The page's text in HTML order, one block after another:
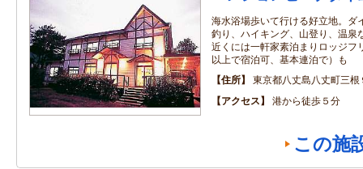
海水浴場歩いて行ける好立地。ダ
釣り、ハイキング、山登り、温泉
近くには一軒家素泊まりロッジ
以上で宿泊可、基本連泊で）も
住所
東京都八丈島八丈町三根
アクセス
港から徒歩５分
この施